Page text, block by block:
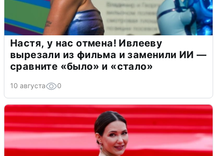
Настя, у нас отмена! Ивлееву
вырезали из фильма и заменили ИИ —
сравните «было» и «стало»
10 августа 0